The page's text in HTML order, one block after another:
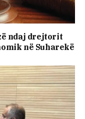
ndaj drejtorit
në Suharekë